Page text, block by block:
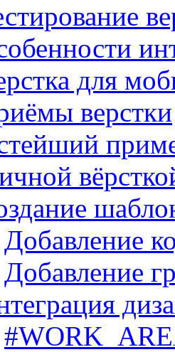
для
верстки
Добавление
Добавление